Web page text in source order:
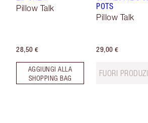
Pillow Talk
28,50 €
AGGIUNGI ALLA
SHOPPING BAG
POTS
Pillow Talk
29,00 €
FUORI